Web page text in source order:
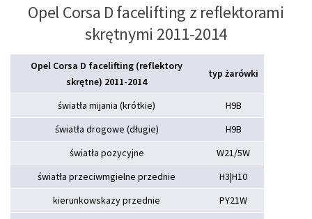
Opel Corsa D facelifting z reflektorami
skrętnymi 2011-2014
Opel Corsa D facelifting (reflektory
skrętne) 2011-2014
typ żarówki
światła mijania (krótkie)
H9B
światła drogowe (długie)
H9B
światła pozycyjne
W21/5W
światła przeciwmgielne przednie
H3|H10
kierunkowskazy przednie
PY21W